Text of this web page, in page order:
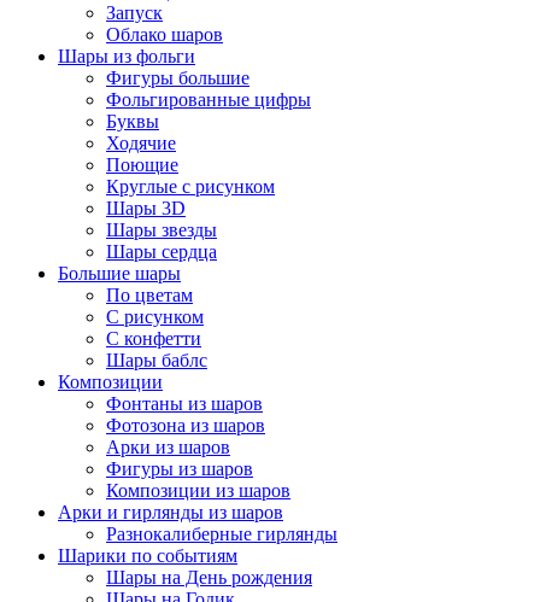
Запуск
Облако шаров
Шары из фольги
Фигуры большие
Фольгированные цифры
Буквы
Ходячие
Поющие
Круглые с рисунком
Шары 3D
Шары звезды
Шары сердца
Большие шары
По цветам
С рисунком
С конфетти
Шары баблс
Композиции
Фонтаны из шаров
Фотозона из шаров
Арки из шаров
Фигуры из шаров
Композиции из шаров
Арки и гирлянды из шаров
Разнокалиберные гирлянды
Шарики по событиям
Шары на День рождения